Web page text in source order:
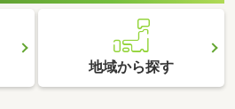
地域から探す